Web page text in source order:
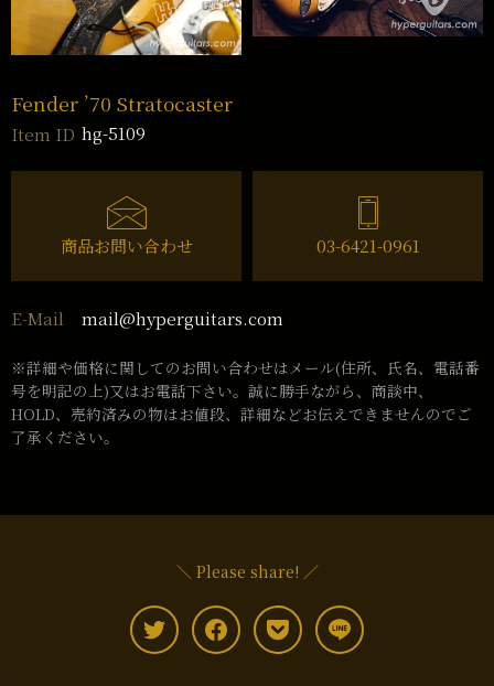
Fender ’70 Stratocaster
Item ID hg-5109
商品お問い合わせ 03-6421-0961
E-Mail mail@hyperguitars.com
※詳細や価格に関してのお問い合わせはメール(住所、氏名、電話番
号を明記の上)又はお電話下さい。誠に勝手ながら、商談中、
HOLD、売約済みの物はお値段、詳細などお伝えできませんのでご
了承ください。
＼ Please share! ／